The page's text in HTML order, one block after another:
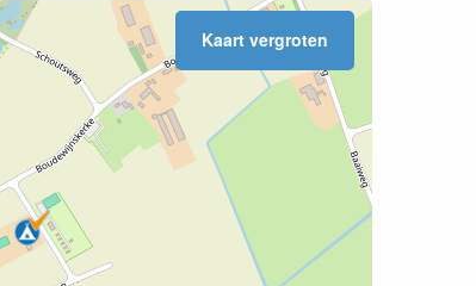
Kaart vergroten